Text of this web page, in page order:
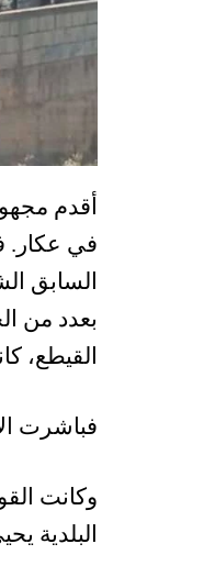
أقدم
في عكار.
السابق
بعدد من
القيطع،
فباشرت
وكانت
البلدية